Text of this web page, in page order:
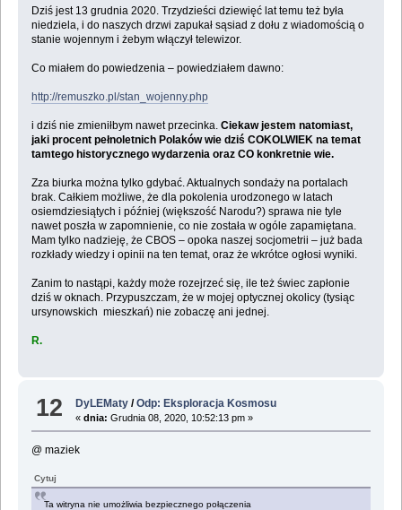
Dziś jest 13 grudnia 2020. Trzydzieści dziewięć lat temu też była
niedziela, i do naszych drzwi zapukał sąsiad z dołu z wiadomością o
stanie wojennym i żebym włączył telewizor.
Co miałem do powiedzenia – powiedziałem dawno:
http://remuszko.pl/stan_wojenny.php
i dziś nie zmieniłbym nawet przecinka. Ciekaw jestem natomiast,
jaki procent pełnoletnich Polaków wie dziś COKOLWIEK na temat
tamtego historycznego wydarzenia oraz CO konkretnie wie.
Zza biurka można tylko gdybać. Aktualnych sondaży na portalach
brak. Całkiem możliwe, że dla pokolenia urodzonego w latach
osiemdziesiątych i później (większość Narodu?) sprawa nie tyle
nawet poszła w zapomnienie, co nie została w ogóle zapamiętana.
Mam tylko nadzieję, że CBOS – opoka naszej socjometrii – już bada
rozkłady wiedzy i opinii na ten temat, oraz że wkrótce ogłosi wyniki.
Zanim to nastąpi, każdy może rozejrzeć się, ile też świec zapłonie
dziś w oknach. Przypuszczam, że w mojej optycznej okolicy (tysiąc
ursynowskich mieszkań) nie zobaczę ani jednej.
R.
12 DyLEMaty /Odp: Eksploracja Kosmosu
«dnia: Grudnia 08, 2020, 10:52:13 pm »
@ maziek
Cytuj
Ta witryna nie umożliwia bezpiecznego połączenia